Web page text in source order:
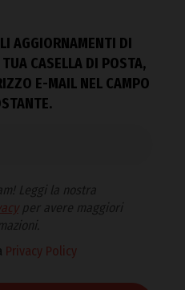
AGGIORNAMENTI DI
CASELLA DI POSTA,
E-MAIL NEL CAMPO
Leggi la nostra
per avere maggiori
Privacy Policy